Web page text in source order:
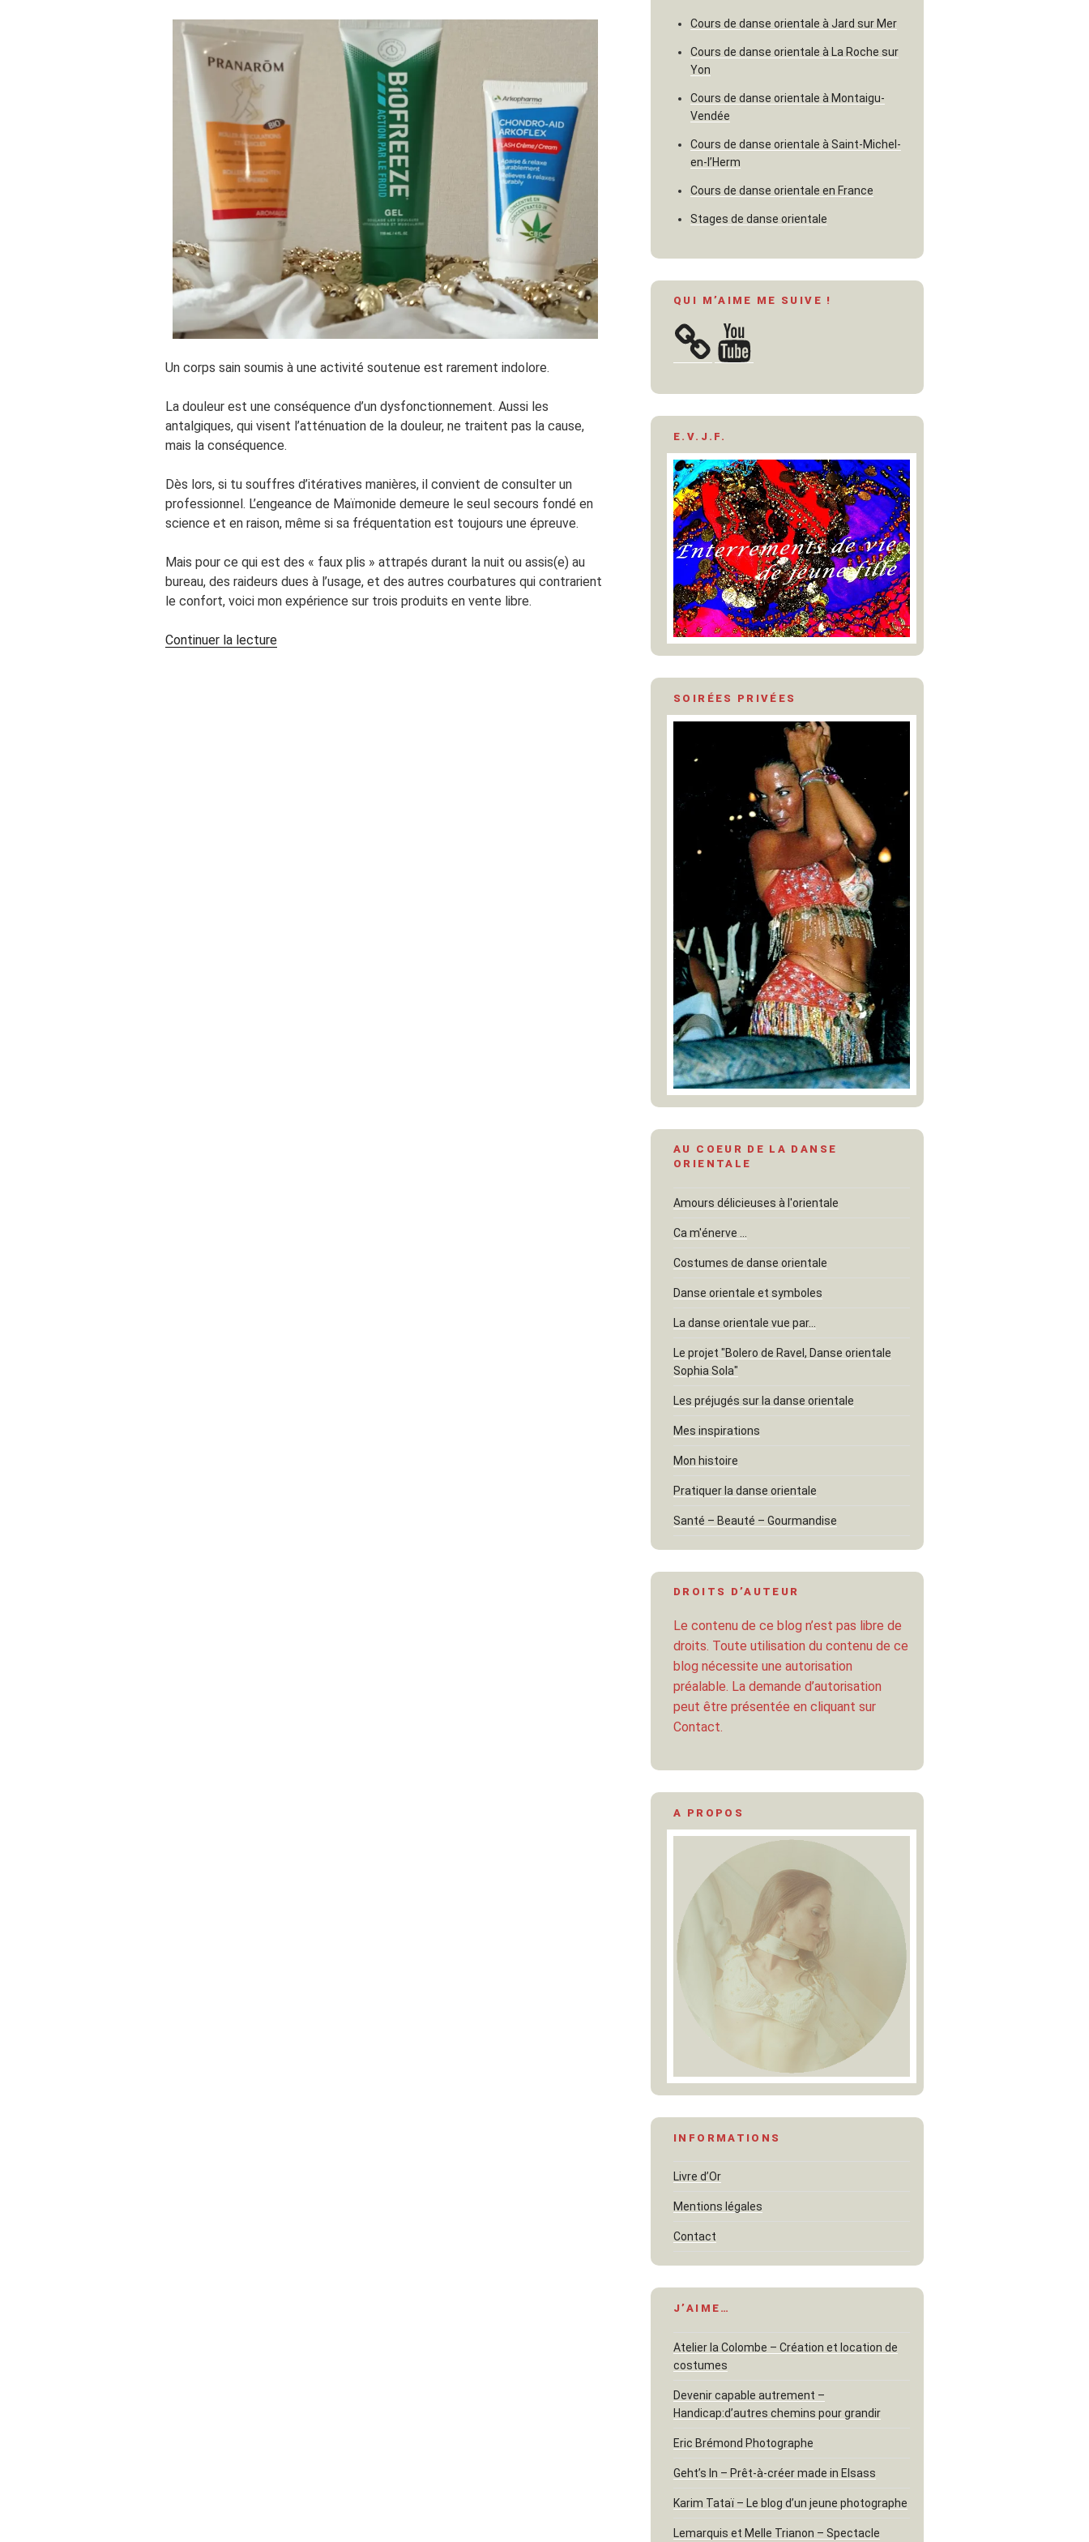
Un corps sain soumis à une activité soutenue est rarement indolore.
La douleur est une conséquence d’un dysfonctionnement. Aussi les
antalgiques, qui visent l’atténuation de la douleur, ne traitent pas la cause,
mais la conséquence.
Dès lors, si tu souffres d’itératives manières, il convient de consulter un
professionnel. L’engeance de Maïmonide demeure le seul secours fondé en
science et en raison, même si sa fréquentation est toujours une épreuve.
Mais pour ce qui est des « faux plis » attrapés durant la nuit ou assis(e) au
bureau, des raideurs dues à l’usage, et des autres courbatures qui contrarient
le confort, voici mon expérience sur trois produits en vente libre.
Continuer la lecturede
Cours de danse orientale à Jard sur Mer
Cours de danse orientale à La Roche sur
Yon
Cours de danse orientale à Montaigu-
Vendée
Cours de danse orientale à Saint-Michel-
en-l’Herm
Cours de danse orientale en France
Stages de danse orientale
QUI M’AIME ME SUIVE !
YouTube
E.V.J.F.
SOIRÉES PRIVÉES
AU COEUR DE LA DANSE
ORIENTALE
Amours délicieuses à l'orientale
Ca m'énerve …
Costumes de danse orientale
Danse orientale et symboles
La danse orientale vue par…
Le projet "Bolero de Ravel, Danse orientale
Sophia Sola"
Les préjugés sur la danse orientale
Mes inspirations
Mon histoire
Pratiquer la danse orientale
Santé – Beauté – Gourmandise
DROITS D’AUTEUR
Le contenu de ce blog n’est pas libre de
droits. Toute utilisation du contenu de ce
blog nécessite une autorisation
préalable. La demande d’autorisation
peut être présentée en cliquant sur
Contact.
A PROPOS
INFORMATIONS
Livre d’Or
Mentions légales
Contact
J’AIME…
Atelier la Colombe – Création et location de
costumes
Devenir capable autrement –
Handicap:d’autres chemins pour grandir
Eric Brémond Photographe
Geht’s In – Prêt-à-créer made in Elsass
Karim Tataï – Le blog d’un jeune photographe
Lemarquis et Melle Trianon – Spectacle